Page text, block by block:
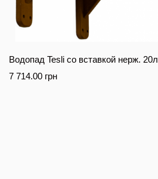
Водопад Tesli со вставкой нерж. 20л
7 714.00 грн